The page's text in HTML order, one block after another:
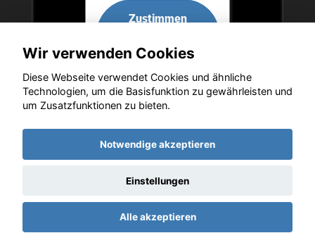
Zustimmen
aktivieren
Copyright © 2026. Autohaus Bernd Lurz KG
Datenschutz Impressum AGB
Wir verwenden Cookies
Diese Webseite verwendet Cookies und ähnliche
Technologien, um die Basisfunktion zu gewährleisten und
um Zusatzfunktionen zu bieten.
Notwendige akzeptieren
Einstellungen
Alle akzeptieren